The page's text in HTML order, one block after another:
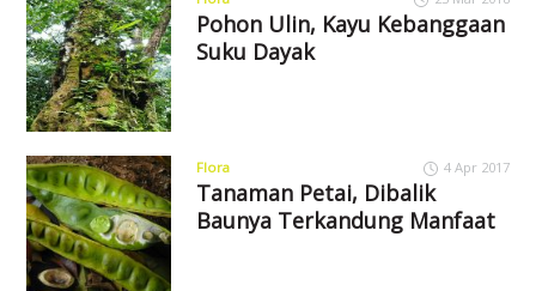
Pohon Ulin, Kayu Kebanggaan
Suku Dayak
Flora 4 Apr 2017
Tanaman Petai, Dibalik
Baunya Terkandung Manfaat